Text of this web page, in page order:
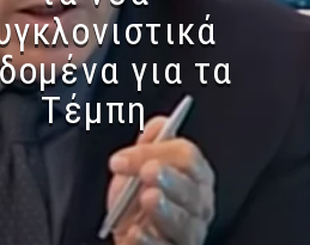
για τα
Τέμπη